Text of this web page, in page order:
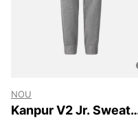
NOU
Kanpur V2 Jr. Sweat